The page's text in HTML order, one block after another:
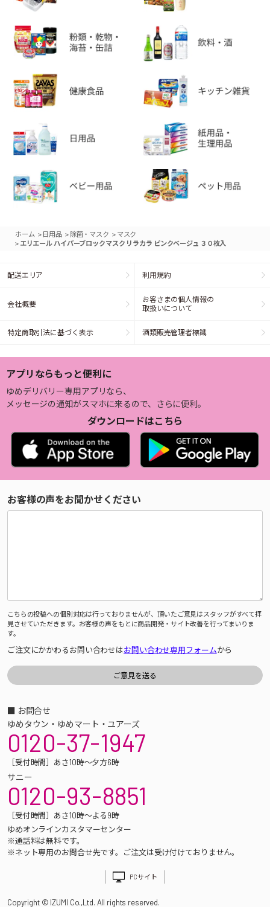
ホーム > 日用品 > 除菌・マスク > マスク
> エリエール ハイパーブロックマスク リラカラ ピンクベージュ ３０枚入
配送エリア 利用規約
会社概要
お客さまの個人情報の
取扱いについて
特定商取引法に基づく表示 酒類販売管理者標識
アプリならもっと便利に
ゆめデリバリー専用アプリなら、
メッセージの通知がスマホに来るので、さらに便利。
ダウンロードはこちら
お客様の声をお聞かせください
こちらの投稿への個別対応は行っておりませんが、頂いたご意見はスタッフがすべて拝
見させていただきます。お客様の声をもとに商品開発・サイト改善を行ってまいりま
す。
ご注文にかかわるお問い合わせはお問い合わせ専用フォームから
■ お問合せ
ゆめタウン・ゆめマート・ユアーズ
0120-37-1947
［受付時間］あさ10時～夕方6時
サニー
0120-93-8851
［受付時間］あさ10時～よる9時
ゆめオンラインカスタマーセンター
※通話料は無料です。
※ネット専用のお問合せ先です。ご注文は受け付けておりません。
PCサイト
Copyright © IZUMI Co.,Ltd. All rights reserved.